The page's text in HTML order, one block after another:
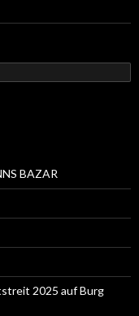
BAZAR
2025 auf Burg